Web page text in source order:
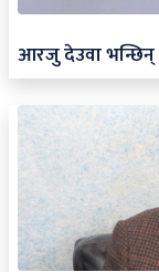
आरजु देउवा भन्छिन्